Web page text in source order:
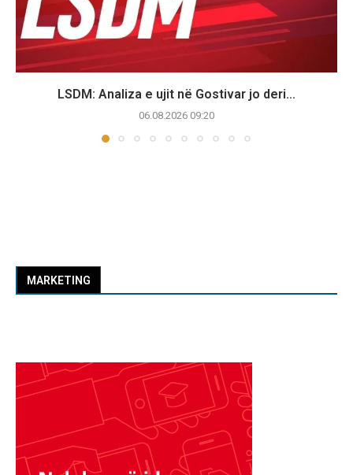
LSDM: Analiza e ujit në Gostivar jo deri...
06.08.2026 09:20
MARKETING